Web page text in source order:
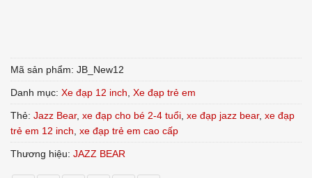
Mã sản phẩm: JB_New12
Danh mục: Xe đạp 12 inch Xe đạp trẻ em
Thẻ: Jazz Bear, xe đạp cho bé 2-4 tuổi xe đạp jazz bear, xe đạp
trẻ em 12 inch xe đạp trẻ em cao cấp
Thương hiệu: JAZZ BEAR